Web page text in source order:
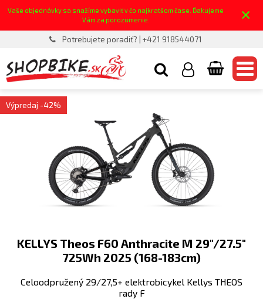
Vaše objednávky sa snažíme vybaviť v čo najkratšom čase. Ďakujeme
Vám za porozumenie.
×
Potrebujete poradiť? | +421 918544071
Výpredaj -42%
KELLYS Theos F60 Anthracite M 29"/27.5"
725Wh 2025 (168-183cm)
Celoodpružený 29/27,5+ elektrobicykel Kellys THEOS
rady F